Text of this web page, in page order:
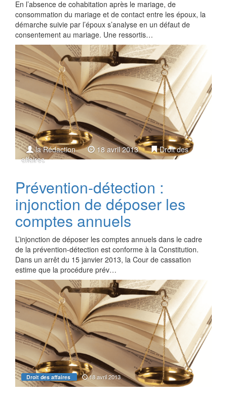
En l’absence de cohabitation après le mariage, de
consommation du mariage et de contact entre les époux, la
démarche suivie par l’époux s’analyse en un défaut de
consentement au mariage. Une ressortis…
la Rédaction 18 avril 2013
Droit des
affaires
Prévention-détection :
injonction de déposer les
comptes annuels
L’injonction de déposer les comptes annuels dans le cadre
de la prévention-détection est conforme à la Constitution.
Dans un arrêt du 15 janvier 2013, la Cour de cassation
estime que la procédure prév…
Droit des affaires 18 avril 2013